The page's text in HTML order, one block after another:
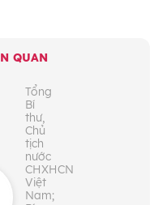
QUAN
Tổng
Bí
thư,
Chủ
tịch
nước
CHXHCN
Việt
Nam;